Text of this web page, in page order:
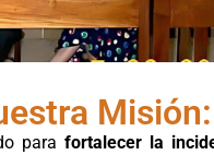
parafortalecer la